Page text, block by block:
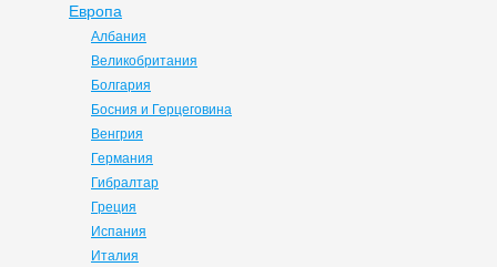
Европа
Албания
Великобритания
Болгария
Босния и Герцеговина
Венгрия
Германия
Гибралтар
Греция
Испания
Италия